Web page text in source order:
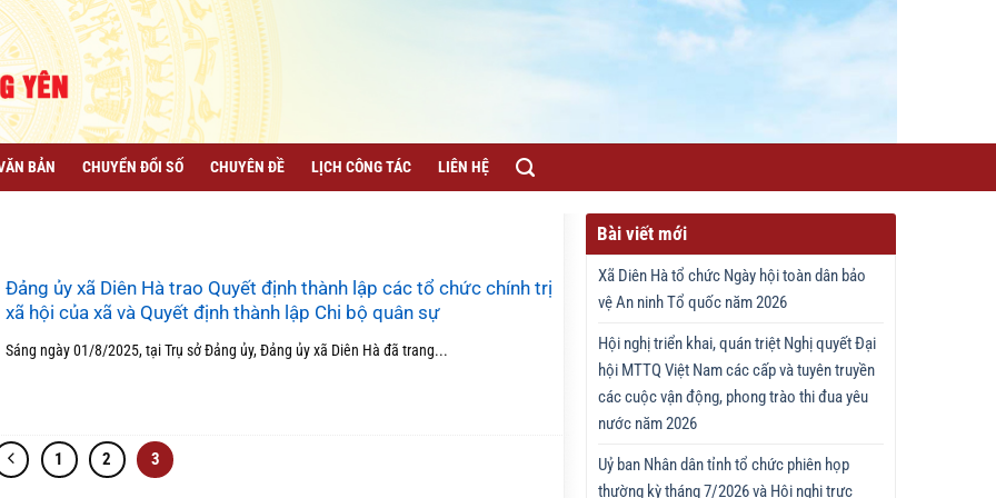
BẢN CHUYỂN ĐỔI SỐ CHUYÊN ĐỀ LỊCH CÔNG TÁC LIÊN HỆ
Đảng ủy xã Diên Hà trao Quyết định thành lập các tổ chức chính trị
xã hội của xã và Quyết định thành lập Chi bộ quân sự
Sáng ngày 01/8/2025, tại Trụ sở Đảng ủy, Đảng ủy xã Diên Hà đã trang...
1 2 3
Bài viết mới
Xã Diên Hà tổ chức Ngày hội toàn dân bảo
vệ An ninh Tổ quốc năm 2026
Hội nghị triển khai, quán triệt Nghị quyết Đại
hội MTTQ Việt Nam các cấp và tuyên truyền
các cuộc vận động, phong trào thi đua yêu
nước năm 2026
Uỷ ban Nhân dân tỉnh tổ chức phiên họp
thường kỳ tháng 7/2026 và Hội nghị trực